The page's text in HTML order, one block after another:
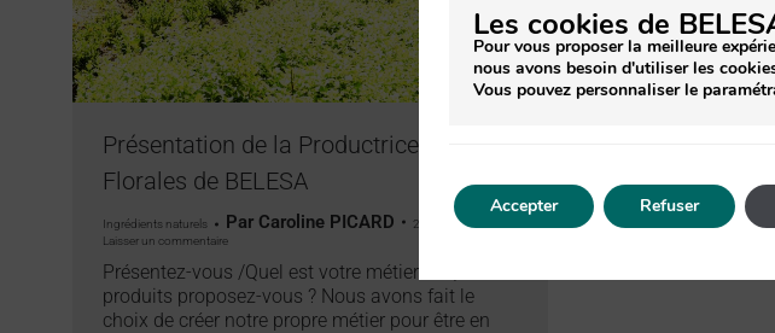
Présentation de la Productrice d’Eaux
Florales de BELESA
Ingrédients naturels Par Caroline PICARD
20 juillet 2020
Laisser un commentaire
Présentez-vous /Quel est votre métier ?/ Quel
produits proposez-vous ? Nous avons fait le
choix de créer notre propre métier pour être en
Les cookies de
Pour vous proposer la meilleure
nous avons besoin d'utiliser les
Vous pouvez personnaliser le
Accepter Refuser